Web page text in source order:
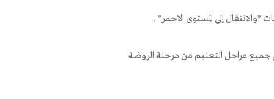
إلى المستوى الاحمر* .
جميع مراحل التعليم من مرحلة الروضة